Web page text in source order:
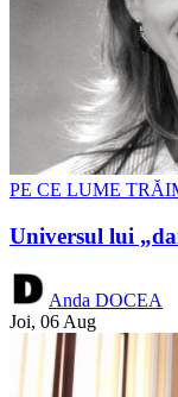
PE CE LUME
Universul lui
Anda DOCEA
Joi, 06 Aug